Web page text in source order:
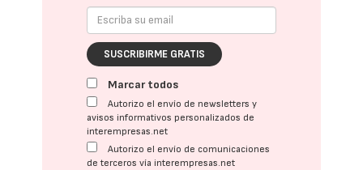
SUSCRIBIRME GRATIS
Marcar todos
Autorizo el envío de newsletters y
avisos informativos personalizados de
interempresas.net
Autorizo el envío de comunicaciones
de terceros vía interempresas.net